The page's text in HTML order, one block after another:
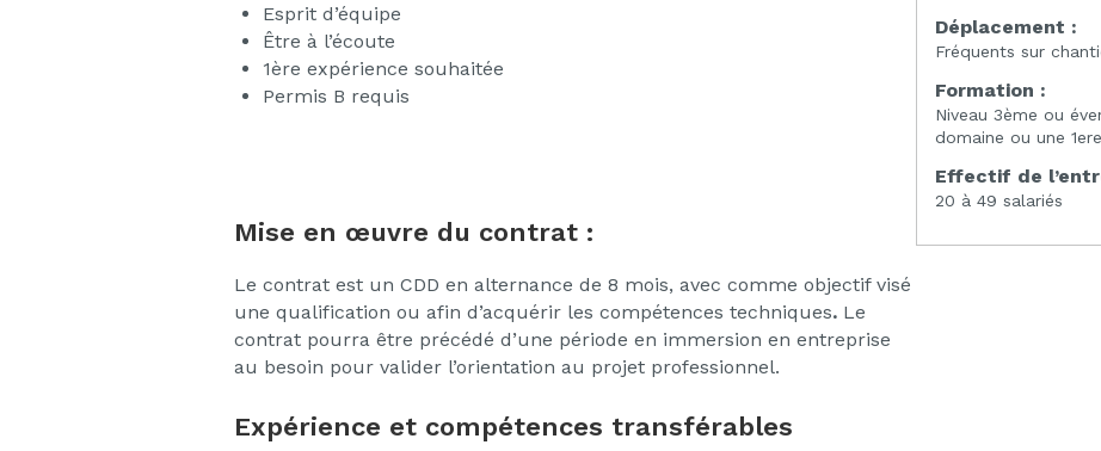
Esprit d’équipe
Être à l’écoute
1ère expérience souhaitée
Permis B requis
Mise en œuvre du contrat :
Le contrat est un CDD en alternance de 8 mois, avec comme objectif visé
une qualification ou afin d’acquérir les compétences techniques. Le
contrat pourra être précédé d’une période en immersion en entreprise
au besoin pour valider l’orientation au projet professionnel.
Déplacement :
Fréquents sur
Formation :
Niveau 3ème ou
domaine ou une
Effectif de
20 à 49 salariés
Expérience et compétences transférables